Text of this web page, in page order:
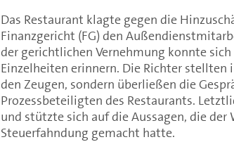
Das Restaurant klagte gegen die
Finanzgericht (FG) den
der gerichtlichen Vernehmung konnte
Einzelheiten erinnern. Die Richter stellten
den Zeugen, sondern überließen die
Prozessbeteiligten des Restaurants.
und stützte sich auf die Aussagen, die der
Steuerfahndung gemacht hatte.